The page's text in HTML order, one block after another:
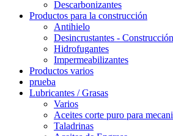
Descarbonizantes
Productos para la construcción
Antihielo
Desincrustantes - Construcción
Hidrofugantes
Impermeabilizantes
Productos varios
prueba
Lubricantes / Grasas
Varios
Aceites corte puro para
Taladrinas